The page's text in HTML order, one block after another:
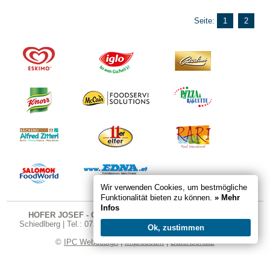
Wir verwenden Cookies, um bestmögliche
Funktionalität bieten zu können. » Mehr
Infos
Ok, zustimmen
Seite: 1 2
HOFER JOSEF - GASTRO SHOP
Schiedlberg | Tel.: 07251 324 | Fax DW 20 | E-Mail:
shop.cc
© IPC Webdesign|Impressum|Datenschutz